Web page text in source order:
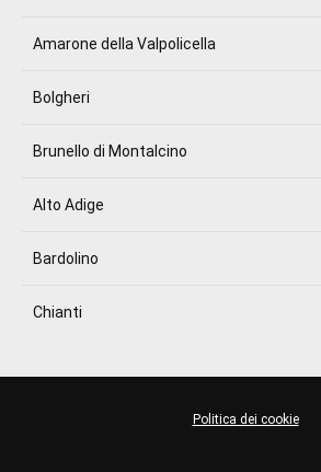
Amarone della Valpolicella
Bolgheri
Brunello di Montalcino
Alto Adige
Bardolino
Chianti
Politica dei cookie